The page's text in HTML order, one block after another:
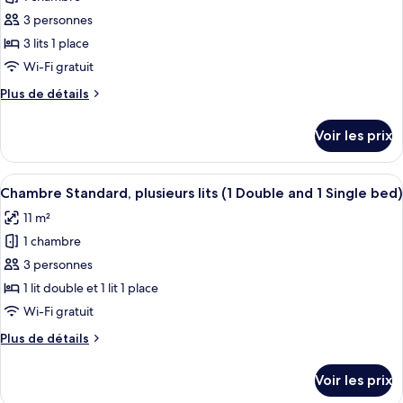
lit
double
pour
ce
type
chambre :
3
lits
une
place
3 personnes
3 lits 1 place
Wi-Fi gratuit
Plus de détails
Plus
le
type
de
Chambre
Standard,
lits
une
place
Voir les prix
Afficher
toutes
les
photos
pour
ce
type
chambre :
Un lit superposé avec une
8
Chambre Standard, plusieurs lits (1 Double and 1 Single bed)
11 m²
1 chambre
3 personnes
1 lit double et 1 lit 1 place
Wi-Fi gratuit
Plus de détails
Plus
Voir les prix